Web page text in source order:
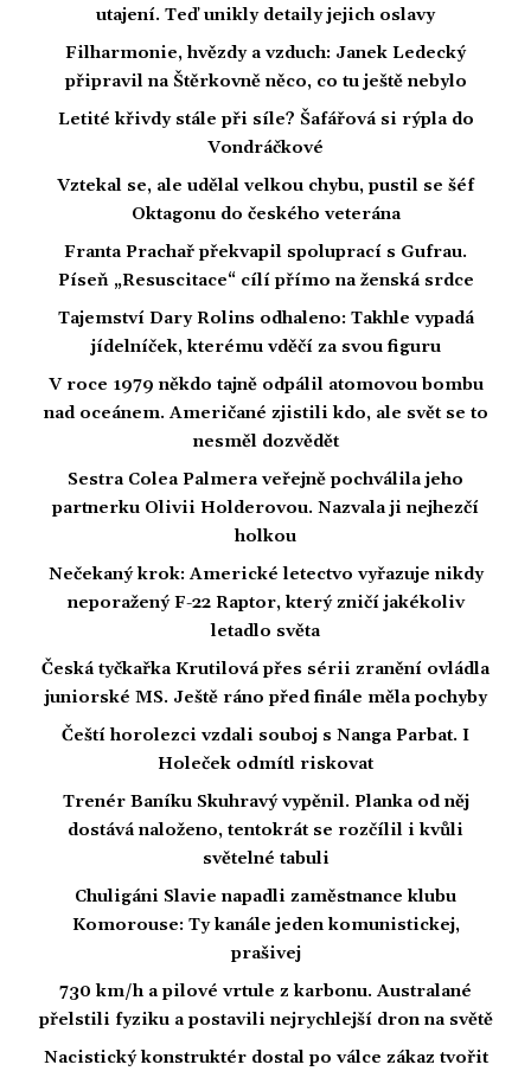
utajení. Teď unikly detaily jejich oslavy
Filharmonie, hvězdy a vzduch: Janek Ledecký
připravil na Štěrkovně něco, co tu ještě nebylo
Letité křivdy stále při síle? Šafářová si rýpla do
Vondráčkové
Vztekal se, ale udělal velkou chybu, pustil se šéf
Oktagonu do českého veterána
Franta Prachař překvapil spoluprací s Gufrau.
Píseň „Resuscitace“ cílí přímo na ženská srdce
Tajemství Dary Rolins odhaleno: Takhle vypadá
jídelníček, kterému vděčí za svou figuru
V roce 1979 někdo tajně odpálil atomovou bombu
nad oceánem. Američané zjistili kdo, ale svět se to
nesměl dozvědět
Sestra Colea Palmera veřejně pochválila jeho
partnerku Olivii Holderovou. Nazvala ji nejhezčí
holkou
Nečekaný krok: Americké letectvo vyřazuje nikdy
neporažený F-22 Raptor, který zničí jakékoliv
letadlo světa
Česká tyčkařka Krutilová přes sérii zranění ovládla
juniorské MS. Ještě ráno před finále měla pochyby
Čeští horolezci vzdali souboj s Nanga Parbat. I
Holeček odmítl riskovat
Trenér Baníku Skuhravý vypěnil. Planka od něj
dostává naloženo, tentokrát se rozčílil i kvůli
světelné tabuli
Chuligáni Slavie napadli zaměstnance klubu
Komorouse: Ty kanále jeden komunistickej,
prašivej
730 km/h a pilové vrtule z karbonu. Australané
přelstili fyziku a postavili nejrychlejší dron na světě
Nacistický konstruktér dostal po válce zákaz tvořit